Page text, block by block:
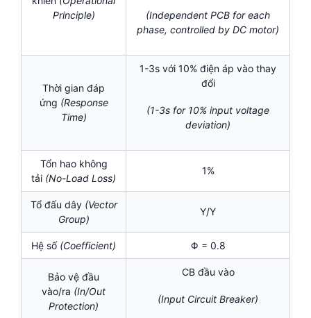
Principle)
(Independent PCB for each
phase, controlled by DC motor)
Thời gian đáp
ứng (Response
Time)
1-3s với 10% điện áp vào thay
đổi
(1-3s for 10% input voltage
deviation)
Tổn hao không
tải (No-Load Loss)
1%
Tổ đấu dây (Vector
Group)
Y/Y
Hệ số (Coefficient) Φ = 0.8
Bảo vệ đầu
vào/ra (In/Out
Protection)
CB đầu vào
(Input Circuit Breaker)